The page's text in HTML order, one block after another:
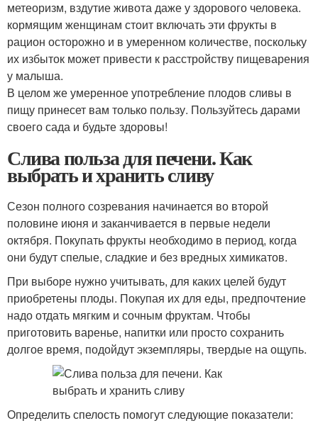
метеоризм, вздутие живота даже у здорового человека.
кормящим женщинам стоит включать эти фрукты в
рацион осторожно и в умеренном количестве, поскольку
их избыток может привести к расстройству пищеварения
у малыша.
В целом же умеренное употребление плодов сливы в
пищу принесет вам только пользу. Пользуйтесь дарами
своего сада и будьте здоровы!
Слива польза для печени. Как
выбрать и хранить сливу
Сезон полного созревания начинается во второй
половине июня и заканчивается в первые недели
октября. Покупать фрукты необходимо в период, когда
они будут спелые, сладкие и без вредных химикатов.
При выборе нужно учитывать, для каких целей будут
приобретены плоды. Покупая их для еды, предпочтение
надо отдать мягким и сочным фруктам. Чтобы
приготовить варенье, напитки или просто сохранить
долгое время, подойдут экземпляры, твердые на ощупь.
Определить спелость помогут следующие показатели: